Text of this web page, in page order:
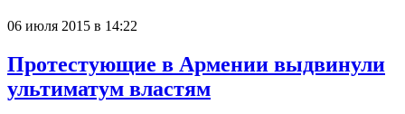
06 июля 2015 в 14:22
Протестующие в Армении выдвинули
ультиматум властям